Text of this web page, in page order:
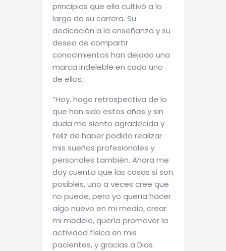
principios que ella cultivó a lo
largo de su carrera. Su
dedicación a la enseñanza y su
deseo de compartir
conocimientos han dejado una
marca indeleble en cada uno
de ellos.
“Hoy, hago retrospectiva de lo
que han sido estos años y sin
duda me siento agradecida y
feliz de haber podido realizar
mis sueños profesionales y
personales también. Ahora me
doy cuenta que las cosas si son
posibles, uno a veces cree que
no puede, pero yo quería hacer
algo nuevo en mi medio, crear
mi modelo, quería promover la
actividad física en mis
pacientes, y gracias a Dios